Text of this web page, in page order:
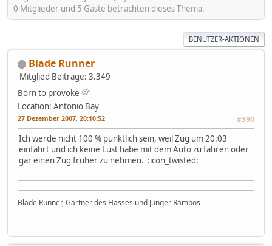
0 Mitglieder und 5 Gäste betrachten dieses Thema.
BENUTZER-AKTIONEN
Blade Runner
Mitglied Beiträge: 3.349
Born to provoke
Location: Antonio Bay
27 Dezember 2007, 20:10:52 #390
Ich werde nicht 100 % pünktlich sein, weil Zug um 20:03
einfährt und ich keine Lust habe mit dem Auto zu fahren oder
gar einen Zug früher zu nehmen. :icon_twisted:
Blade Runner, Gärtner des Hasses und Jünger Rambos